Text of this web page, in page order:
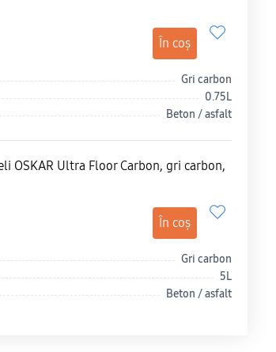
În coș
Gri carbon
0.75L
Beton / asfalt
OSKAR Ultra Floor Carbon, gri carbon,
În coș
Gri carbon
5L
Beton / asfalt